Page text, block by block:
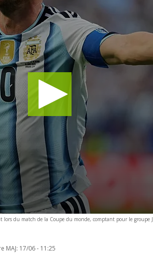
lors du match de la Coupe du monde, comptant pour le groupe
MAJ: 17/06 - 11:25